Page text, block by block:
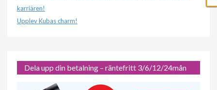
karriären!
Upplev Kubas charm!
Dela upp din betalning – räntefritt 3/6/12/24mån